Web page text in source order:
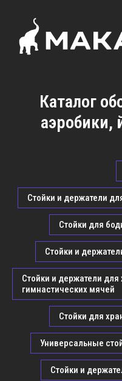
Каталог
аэробики,
Стойки и держатели
Стойки для
Стойки и
Стойки и держатели
гимнастических мячей
Стойки для
Универсальные
Стойки и